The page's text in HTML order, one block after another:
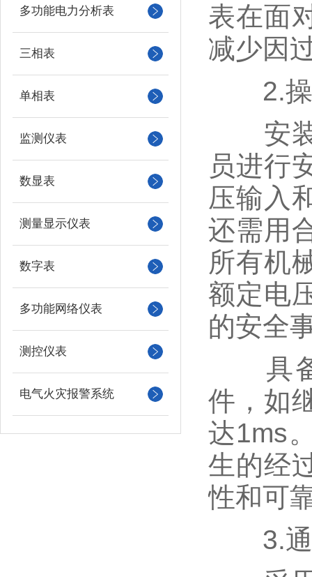
多功能电力分析表
三相表
单相表
监测仪表
数显表
测量显示仪表
数字表
多功能网络仪表
测控仪表
电气火灾报警系统
表在面
减少因
2.操
安装
员进行
压输入
还需用
所有机
额定电
的安全
具备
件，如
达1ms
生的经
性和可
3.通